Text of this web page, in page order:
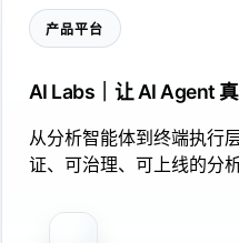
产品平台
AI Labs｜让 AI Agent
从分析智能体到终端执行
证、可治理、可上线的分